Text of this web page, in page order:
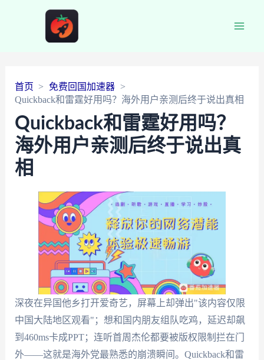
首页
免费回国加速器
Quickback和雷霆好用吗？海外用户亲测后终于说出真相
Quickback和雷霆好用吗？
海外用户亲测后终于说出真
相
深夜在异国他乡打开爱奇艺，屏幕上却弹出"该内容仅限
中国大陆地区观看"；想和国内朋友组队吃鸡，延迟却飙
到460ms卡成PPT；连听首周杰伦都要被版权限制拦在门
外——这就是海外党最熟悉的崩溃瞬间。Quickback和雷